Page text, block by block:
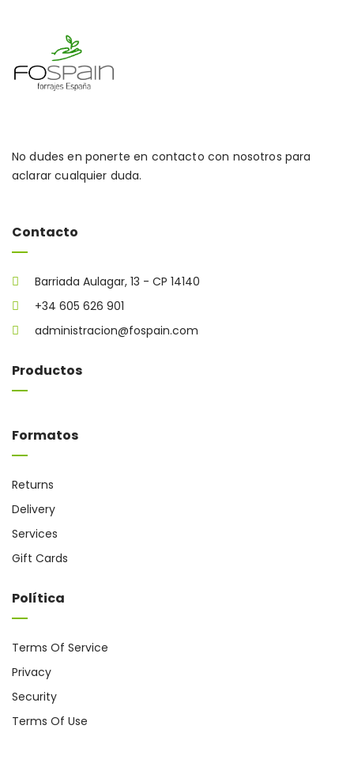
No dudes en ponerte en contacto con nosotros para
aclarar cualquier duda.
Contacto
Barriada Aulagar, 13 - CP 14140
+34 605 626 901
administracion@fospain.com
Productos
Formatos
Returns
Delivery
Services
Gift Cards
Política
Terms Of Service
Privacy
Security
Terms Of Use